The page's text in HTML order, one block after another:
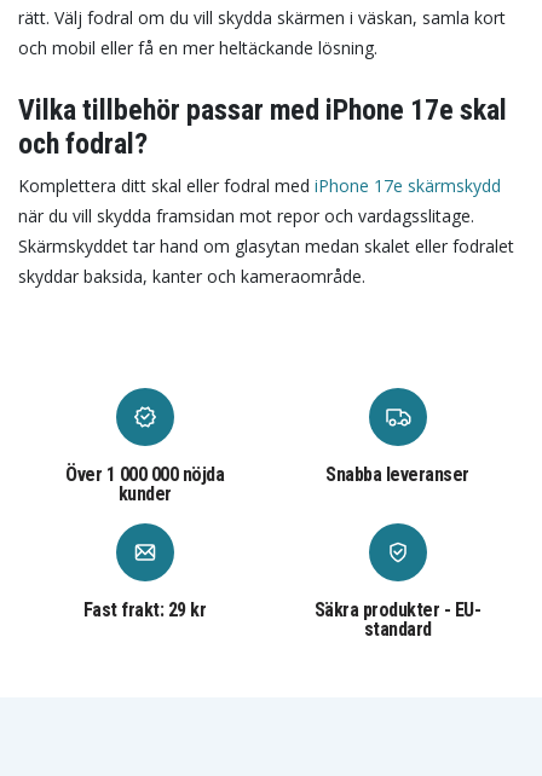
rätt. Välj fodral om du vill skydda skärmen i väskan, samla kort
och mobil eller få en mer heltäckande lösning.
Vilka tillbehör passar med iPhone 17e skal
och fodral?
Komplettera ditt skal eller fodral med iPhone 17e skärmskydd
när du vill skydda framsidan mot repor och vardagsslitage.
Skärmskyddet tar hand om glasytan medan skalet eller fodralet
skyddar baksida, kanter och kameraområde.
Över 1 000 000 nöjda
kunder
Snabba leveranser
Fast frakt: 29 kr
Säkra produkter - EU-
standard